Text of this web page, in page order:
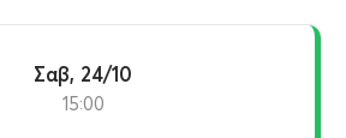
Σαβ, 24/10
15:00